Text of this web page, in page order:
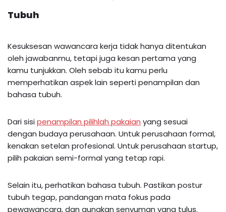
Tubuh
Kesuksesan wawancara kerja tidak hanya ditentukan
oleh jawabanmu, tetapi juga kesan pertama yang
kamu tunjukkan. Oleh sebab itu kamu perlu
memperhatikan aspek lain seperti penampilan dan
bahasa tubuh.
Dari sisipenampilan pilihlah pakaian yang sesuai
dengan budaya perusahaan. Untuk perusahaan formal,
kenakan setelan profesional. Untuk perusahaan startup,
pilih pakaian semi-formal yang tetap rapi.
Selain itu, perhatikan bahasa tubuh. Pastikan postur
tubuh tegap, pandangan mata fokus pada
pewawancara, dan gunakan senyuman yang tulus.